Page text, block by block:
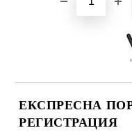
ЕКСПРЕСНА
РЕГИСТРАЦИЯ